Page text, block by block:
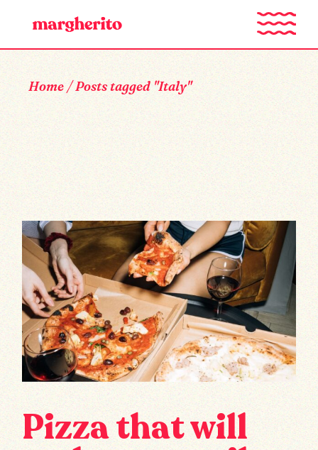
Home Posts tagged "Italy"
Pizza that will